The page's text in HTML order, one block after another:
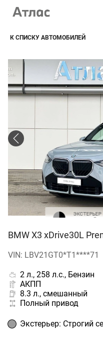
К СПИСКУ АВТОМОБИЛЕЙ
ЭКСТЕРЬЕР
BMW X3 xDrive30L
VIN: LBV21GT0*T1****71
2 л., 258 л.с., Бензин
АКПП
8.3 л., смешанный
Полный привод
Экстерьер: Строгий